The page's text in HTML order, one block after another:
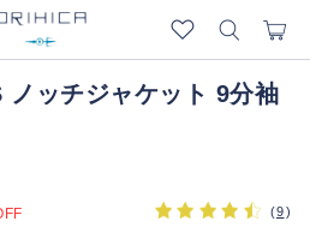
ノッチジャケット 9分袖
(9)